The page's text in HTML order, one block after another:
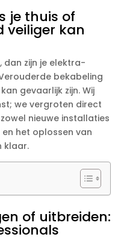
je thuis of
veiliger kan
dan zijn je elektra-
bekabeling
gevaarlijk zijn. Wij
we vergroten direct
nieuwe installaties
het oplossen van
klaar.
of uitbreiden: